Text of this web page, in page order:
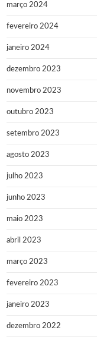
março 2024
fevereiro 2024
janeiro 2024
dezembro 2023
novembro 2023
outubro 2023
setembro 2023
agosto 2023
julho 2023
junho 2023
maio 2023
abril 2023
março 2023
fevereiro 2023
janeiro 2023
dezembro 2022